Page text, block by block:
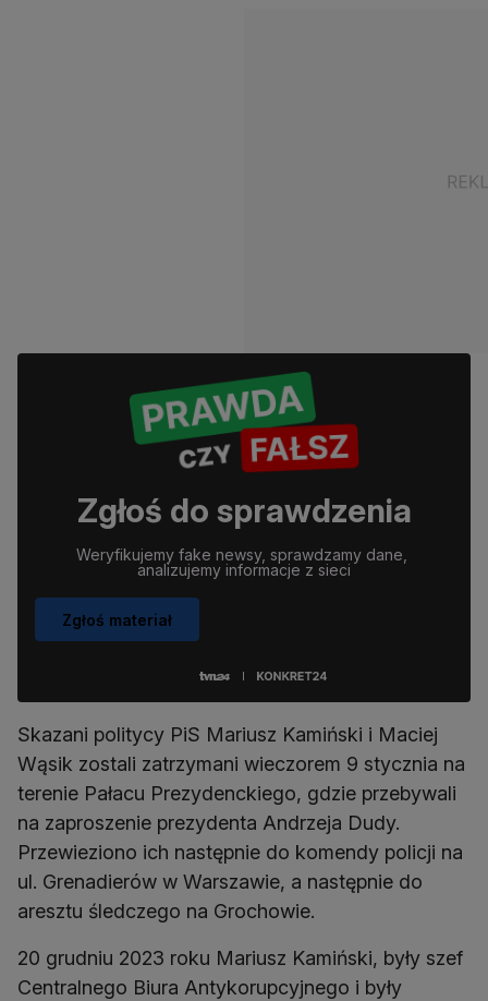
Zgłoś do sprawdzenia
Weryfikujemy fake newsy, sprawdzamy dane,
analizujemy informacje z sieci
Zgłoś materiał
Skazani politycy PiS Mariusz Kamiński i Maciej
Wąsik zostali zatrzymani wieczorem 9 stycznia na
terenie Pałacu Prezydenckiego, gdzie przebywali
na zaproszenie prezydenta Andrzeja Dudy.
Przewieziono ich następnie do komendy policji na
ul. Grenadierów w Warszawie, a następnie do
aresztu śledczego na Grochowie.
20 grudniu 2023 roku Mariusz Kamiński, były szef
Centralnego Biura Antykorupcyjnego i były